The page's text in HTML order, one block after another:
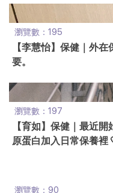
瀏覽數：195
【李慧怡】保健｜外
要。
瀏覽數：197
【育如】保健｜最近
原蛋白加入日常保養裡
瀏覽數：90